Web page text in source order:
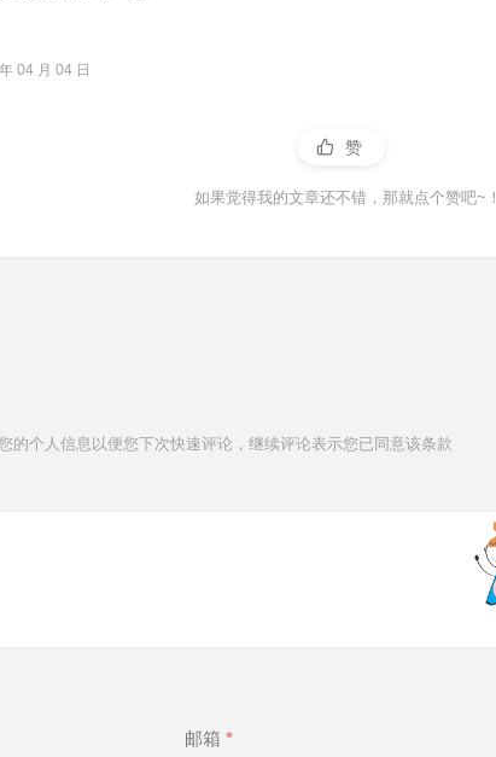
04 月 04 日
赞
如果觉得我的文章还不错，那就点个赞吧~！
的个人信息以便您下次快速评论，继续评论表示您已同意该条款
邮箱*